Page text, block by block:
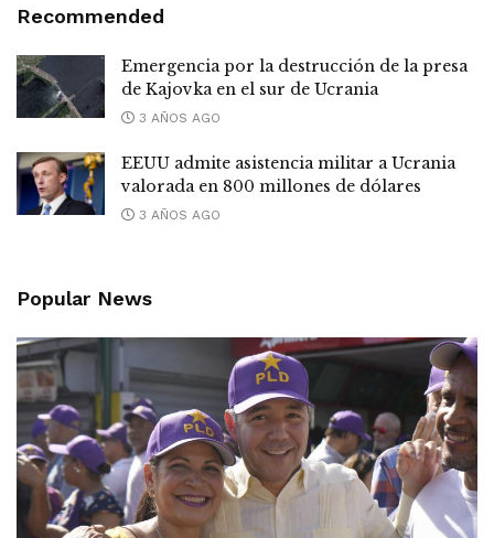
Recommended
Emergencia por la destrucción de la presa
de Kajovka en el sur de Ucrania
3 AÑOS AGO
EEUU admite asistencia militar a Ucrania
valorada en 800 millones de dólares
3 AÑOS AGO
Popular News